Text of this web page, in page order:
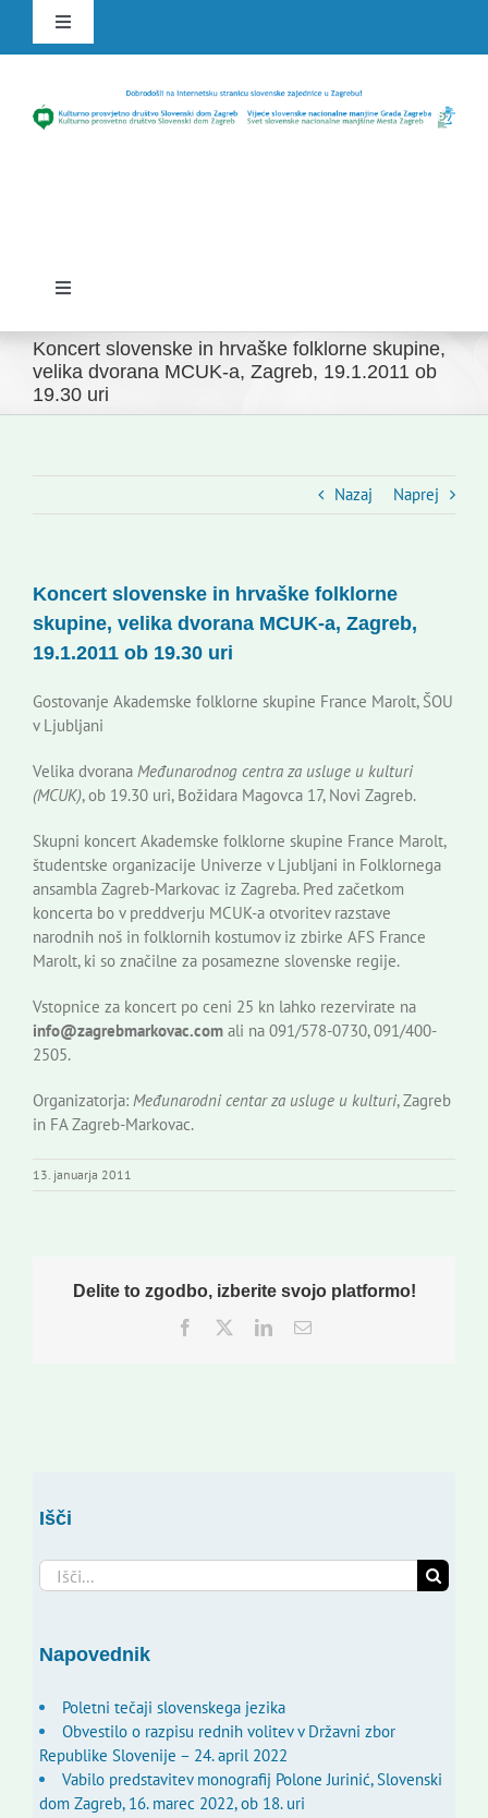
content
Toggle
Navigation
Toggle
Domov
Novice
Kontakti
Novi odmev – naše glasilo
Založništvo
Koristne informacije
Koncert slovenske in hrvaške folklorne skupine,
velika dvorana MCUK-a, Zagreb, 19.1.2011 ob
19.30 uri
Nazaj Naprej
Koncert slovenske in hrvaške folklorne
skupine, velika dvorana MCUK-a, Zagreb,
19.1.2011 ob 19.30 uri
Gostovanje Akademske folklorne skupine France Marolt, ŠOU
v Ljubljani
Velika dvorana Međunarodnog centra za usluge u kulturi
(MCUK), ob 19.30 uri, Božidara Magovca 17, Novi Zagreb.
Skupni koncert Akademske folklorne skupine France Marolt,
študentske organizacije Univerze v Ljubljani in Folklornega
ansambla Zagreb-Markovac iz Zagreba. Pred začetkom
koncerta bo v preddverju MCUK-a otvoritev razstave
narodnih noš in folklornih kostumov iz zbirke AFS France
Marolt, ki so značilne za posamezne slovenske regije.
Vstopnice za koncert po ceni 25 kn lahko rezervirate na
info@zagrebmarkovac.com ali na 091/578-0730, 091/400-
2505.
Organizatorja: Međunarodni centar za usluge u kulturi, Zagreb
in FA Zagreb-Markovac.
13. januarja 2011
Delite to zgodbo, izberite svojo platformo!
Facebook
TwitterLinkedInEmail
Išči
Search
for:
Napovednik
Poletni tečaji slovenskega jezika
Obvestilo o razpisu rednih volitev v Državni zbor
Republike Slovenije – 24. april 2022
Vabilo predstavitev monografij Polone Jurinić, Slovenski
dom Zagreb, 16. marec 2022, ob 18. uri